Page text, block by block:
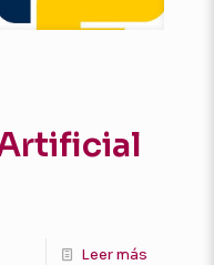
Leer más